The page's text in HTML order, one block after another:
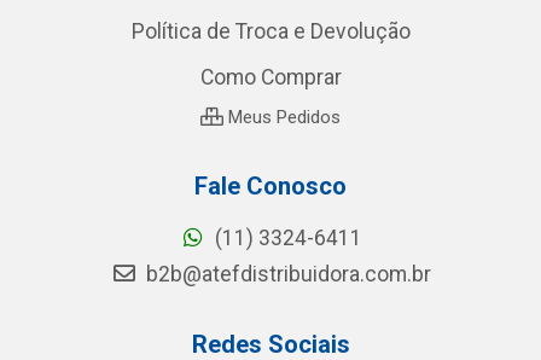
Política de Troca e Devolução
Como Comprar
Meus Pedidos
Fale Conosco
(11) 3324-6411
b2b@atefdistribuidora.com.br
Redes Sociais